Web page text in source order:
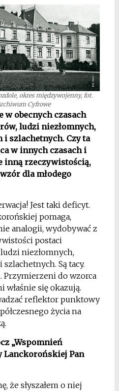
okres międzywojenny, fot.
Cyfrowe
w obecnych czasach
ludzi niezłomnych,
i szlachetnych. Czy ta
w innych czasach i
inną rzeczywistością,
dla młodego
Jest taki deficyt.
pomaga,
analogii, wydobywać z
postaci
niezłomnych,
Są tacy.
Przymierzeni do wzorca
się okazują.
reflektor punktowy
życia na
„Wspomnień
Lanckorońskiej Pan
że słyszałem o niej